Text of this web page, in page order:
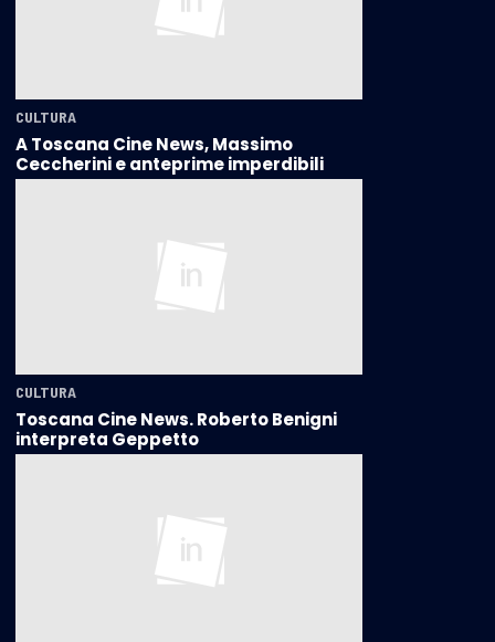
CULTURA
A Toscana Cine News, Massimo
Ceccherini e anteprime imperdibili
CULTURA
Toscana Cine News. Roberto Benigni
interpreta Geppetto